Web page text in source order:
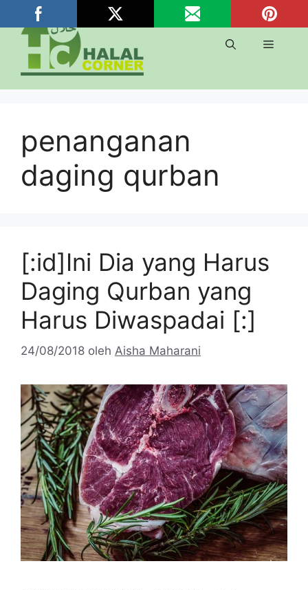
Langsung
ke
Menu
penanganan
daging qurban
[:id]Ini Dia yang Harus
Daging Qurban yang
Harus Diwaspadai [:]
24/08/2018 oleh Aisha Maharani